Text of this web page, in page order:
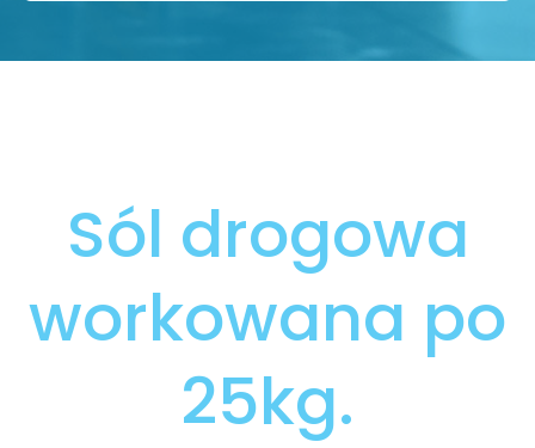
Sól drogowa
workowana po
25kg.